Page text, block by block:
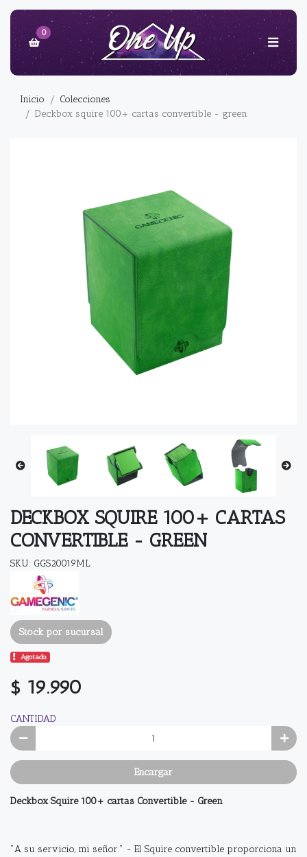
0
Inicio
Colecciones
Deckbox squire 100+ cartas convertible - green
DECKBOX SQUIRE 100+ CARTAS
CONVERTIBLE - GREEN
SKU: GGS20019ML
Stock por sucursal
Agotado.
$ 19.990
CANTIDAD
Encargar
Deckbox Squire 100+ cartas Convertible - Green
"A su servicio, mi señor." - El Squire convertible proporciona un